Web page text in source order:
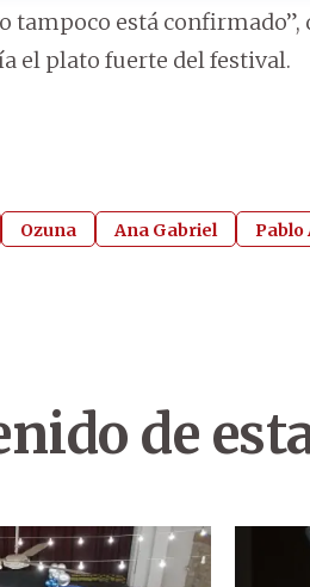
tampoco está
el plato fuerte del festival.
Ozuna Ana Gabriel Pablo
de